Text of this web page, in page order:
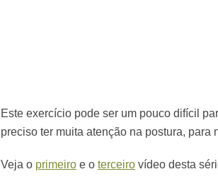
Este exercício pode ser um pouco difícil
preciso ter muita atenção na postura, para
Veja o primeiro e o terceiro vídeo desta